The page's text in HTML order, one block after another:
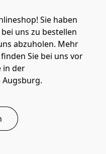
Sie haben
uns zu bestellen
abzuholen. Mehr
Sie bei uns vor
in der
Augsburg.